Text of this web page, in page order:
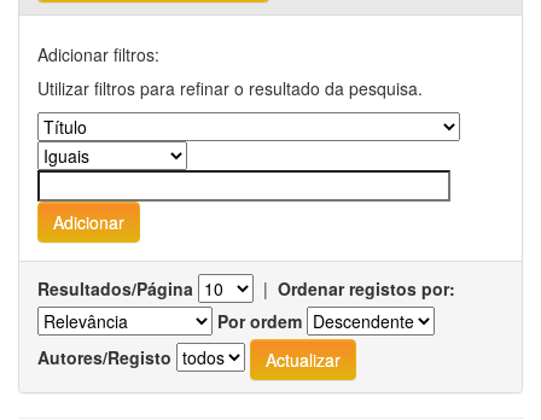
Adicionar filtros:
Utilizar filtros para refinar o resultado da pesquisa.
Resultados/Página | Ordenar registos por:
Por ordem
Autores/Registo